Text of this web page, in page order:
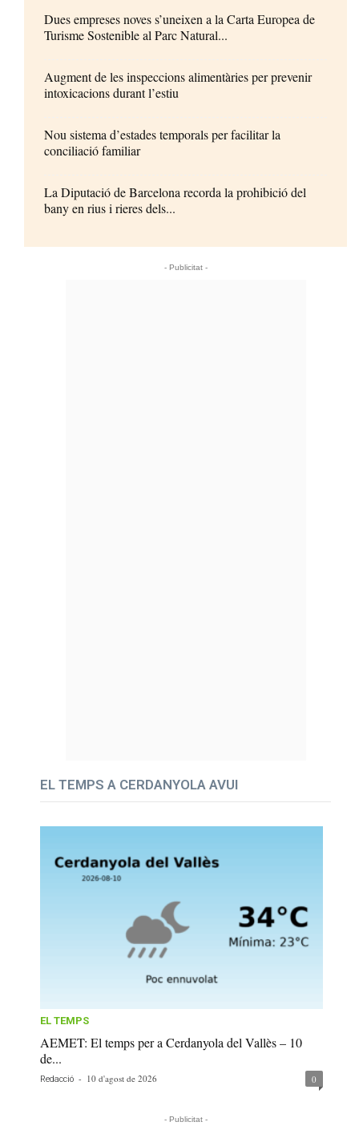
Dues empreses noves s’uneixen a la Carta Europea de
Turisme Sostenible al Parc Natural...
Augment de les inspeccions alimentàries per prevenir
intoxicacions durant l’estiu
Nou sistema d’estades temporals per facilitar la
conciliació familiar
La Diputació de Barcelona recorda la prohibició del
bany en rius i rieres dels...
- Publicitat -
EL TEMPS A CERDANYOLA AVUI
EL TEMPS
AEMET: El temps per a Cerdanyola del Vallès – 10
de...
Redacció - 10 d'agost de 2026 0
- Publicitat -